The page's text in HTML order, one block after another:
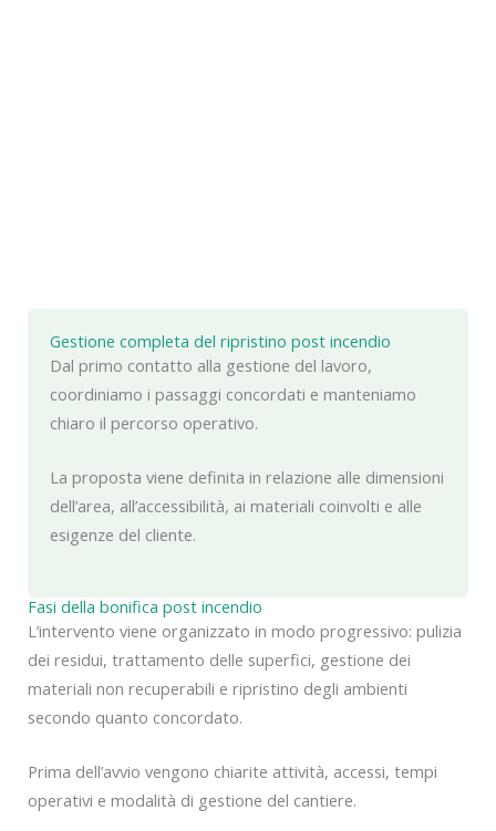
Fasi della bonifica post incendio
L’intervento viene organizzato in modo progressivo: pulizia
dei residui, trattamento delle superfici, gestione dei
materiali non recuperabili e ripristino degli ambienti
secondo quanto concordato.
Prima dell’avvio vengono chiarite attività, accessi, tempi
operativi e modalità di gestione del cantiere.
Gestione completa del ripristino post incendio
Dal primo contatto alla gestione del lavoro,
coordiniamo i passaggi concordati e manteniamo
chiaro il percorso operativo.
La proposta viene definita in relazione alle dimensioni
dell’area, all’accessibilità, ai materiali coinvolti e alle
esigenze del cliente.